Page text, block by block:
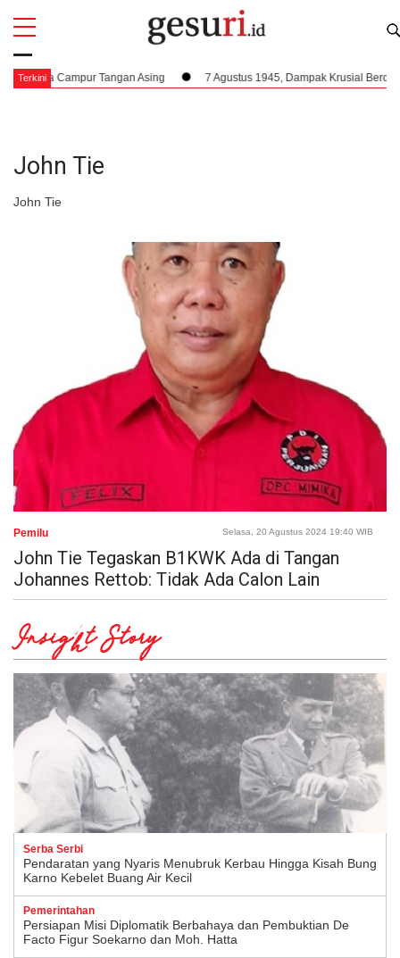
Terkini
Campur Tangan Asing 7 Agustus 1945, Dampak Krusial Berdirinya
John Tie
John Tie
All
Pemilu Selasa, 20 Agustus 2024 19:40 WIB
John Tie Tegaskan B1KWK Ada di Tangan
Johannes Rettob: Tidak Ada Calon Lain
Insight Story
Serba Serbi
Pendaratan yang Nyaris Menubruk Kerbau Hingga Kisah Bung
Karno Kebelet Buang Air Kecil
Pemerintahan
Persiapan Misi Diplomatik Berbahaya dan Pembuktian De
Facto Figur Soekarno dan Moh. Hatta